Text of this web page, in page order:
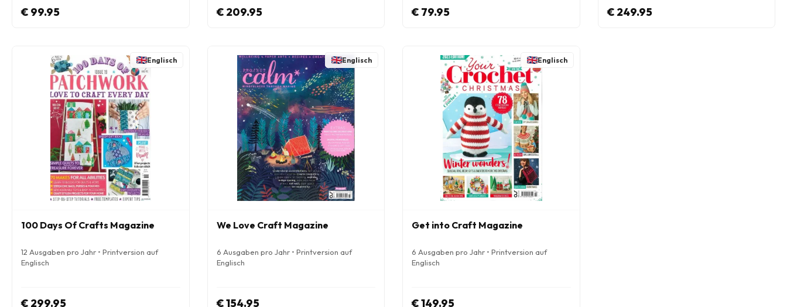
€ 99.95 € 209.95 € 79.95 € 249.95
Englisch
100 Days Of Crafts Magazine
12 Ausgaben pro Jahr • Printversion auf
Englisch
€ 299.95
Englisch
We Love Craft Magazine
6 Ausgaben pro Jahr • Printversion auf
Englisch
€ 154.95
Englisch
Get into Craft Magazine
6 Ausgaben pro Jahr • Printversion auf
Englisch
€ 149.95